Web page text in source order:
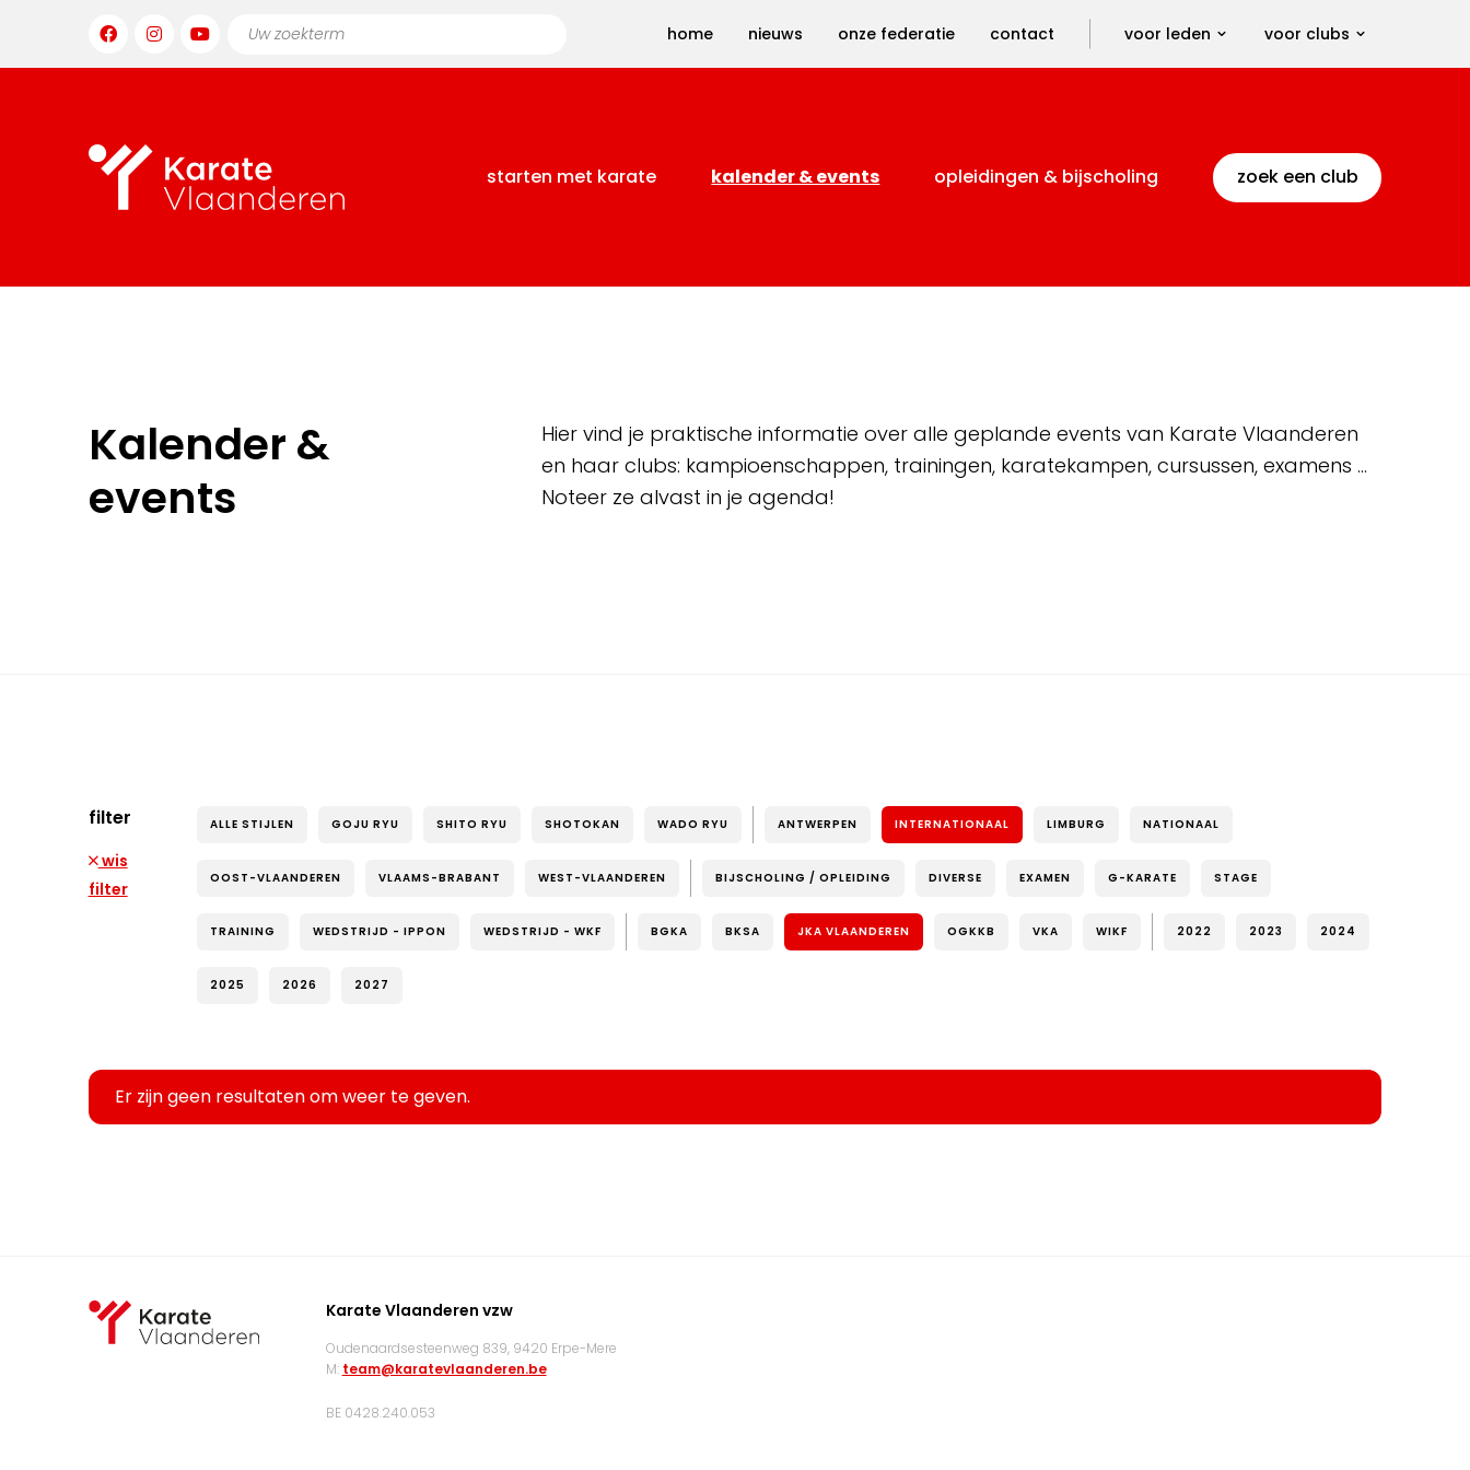
home nieuws onze federatie contact voor leden voor clubs
starten met karate kalender & events opleidingen & bijscholing zoek een club
Kalender &
events
Hier vind je praktische informatie over alle geplande events van Karate Vlaanderen
en haar clubs: kampioenschappen, trainingen, karatekampen, cursussen, examens …
Noteer ze alvast in je agenda!
filter
wis
filter
ALLE STIJLEN GOJU RYU SHITO RYU SHOTOKAN WADO RYU ANTWERPEN INTERNATIONAAL LIMBURG NATIONAAL
OOST-VLAANDEREN VLAAMS-BRABANT WEST-VLAANDEREN BIJSCHOLING / OPLEIDING DIVERSE EXAMEN G-KARATE STAGE
TRAINING WEDSTRIJD - IPPON WEDSTRIJD - WKF BGKA BKSA JKA VLAANDEREN OGKKB VKA WIKF 2022 2023 2024
2025 2026 2027
Er zijn geen resultaten om weer te geven.
Karate Vlaanderen vzw
Oudenaardsesteenweg 839, 9420 Erpe-Mere
M: team@karatevlaanderen.be
BE 0428.240.053